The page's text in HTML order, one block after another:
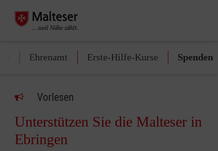
Ehrenamt Erste-Hilfe-Kurse Spenden
Vorlesen
Unterstützen Sie die Malteser in
Ebringen